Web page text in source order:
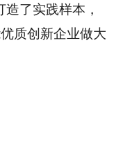
了实践样本，
质创新企业做大